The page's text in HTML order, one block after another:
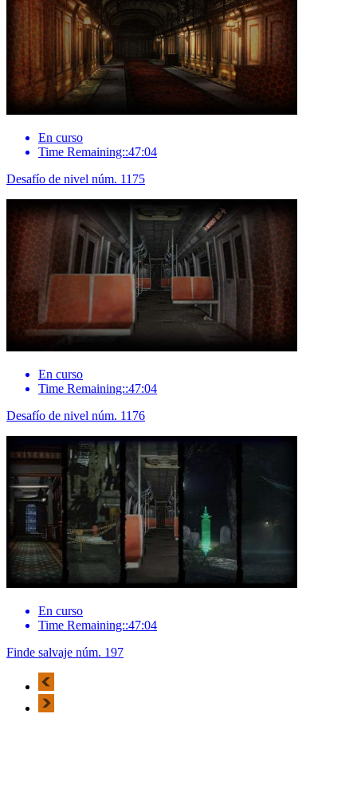
En curso
Time Remaining::47:04
Desafío de nivel núm. 1175
En curso
Time Remaining::47:04
Desafío de nivel núm. 1176
En curso
Time Remaining::47:04
Finde salvaje núm. 197